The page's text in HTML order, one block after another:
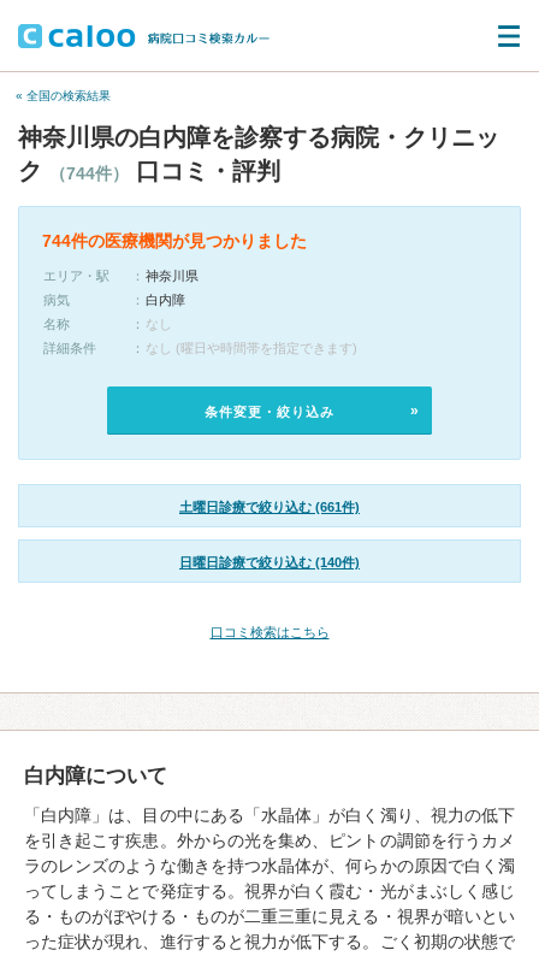
« 全国の検索結果
神奈川県の白内障を診察する病院・クリニッ
ク
（744件） 口コミ・評判
744件の医療機関が見つかりました
エリア・駅
神奈川県
病気
白内障
名称
なし
詳細条件
なし (曜日や時間帯を指定できます)
条件変更・絞り込み
土曜日診療で絞り込む (661件)
日曜日診療で絞り込む (140件)
口コミ検索はこちら
白内障について
「白内障」は、目の中にある「水晶体」が白く濁り、視力の低下
を引き起こす疾患。外からの光を集め、ピントの調節を行うカメ
ラのレンズのような働きを持つ水晶体が、何らかの原因で白く濁
ってしまうことで発症する。視界が白く霞む・光がまぶしく感じ
る・ものがぼやける・ものが二重三重に見える・視界が暗いとい
った症状が現れ、進行すると視力が低下する。ごく初期の状態で